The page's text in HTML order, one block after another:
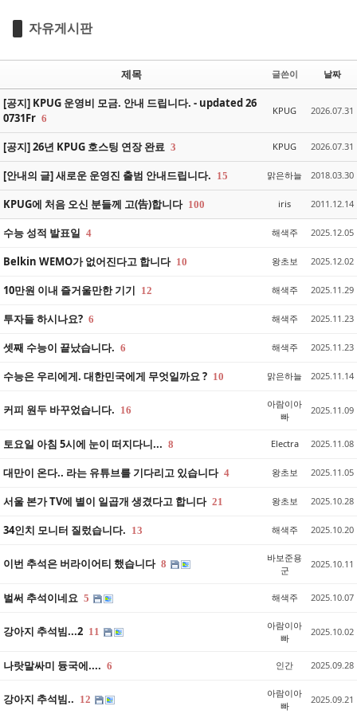
자유게시판
제목 글쓴이 날짜
[공지] KPUG 운영비 모금. 안내 드립니다. - updated 26
0731Fr 6
KPUG 2026.07.31
[공지] 26년 KPUG 호스팅 연장 완료 3 KPUG 2026.07.31
[안내의 글] 새로운 운영진 출범 안내드립니다. 15 맑은하늘 2018.03.30
KPUG에 처음 오신 분들께 고(告)합니다 100 iris 2011.12.14
수능 성적 발표일 4 해색주 2025.12.05
Belkin WEMO가 없어진다고 합니다 10 왕초보 2025.12.02
10만원 이내 즐거울만한 기기 12 해색주 2025.11.29
투자들 하시나요? 6 해색주 2025.11.23
셋째 수능이 끝났습니다. 6 해색주 2025.11.23
수능은 우리에게. 대한민국에게 무엇일까요 ? 10 맑은하늘 2025.11.14
커피 원두 바꾸었습니다. 16
아람이아
빠
2025.11.09
토요일 아침 5시에 눈이 떠지다니... 8 Electra 2025.11.08
대만이 온다.. 라는 유튜브를 기다리고 있습니다 4 왕초보 2025.11.05
서울 본가 TV에 별이 일곱개 생겼다고 합니다 21 왕초보 2025.10.28
34인치 모니터 질렀습니다. 13 해색주 2025.10.20
이번 추석은 버라이어티 했습니다 8
바보준용
군
2025.10.11
벌써 추석이네요 5 해색주 2025.10.07
강아지 추석빔...2 11
아람이아
빠
2025.10.02
나랏말싸미 듕국에.... 6 인간 2025.09.28
강아지 추석빔.. 12
아람이아
빠
2025.09.21